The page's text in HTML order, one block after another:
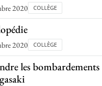
2020 COLLÈGE
2020 COLLÈGE
les